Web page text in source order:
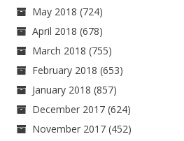
May 2018 (724)
April 2018 (678)
March 2018 (755)
February 2018 (653)
January 2018 (857)
December 2017 (624)
November 2017 (452)